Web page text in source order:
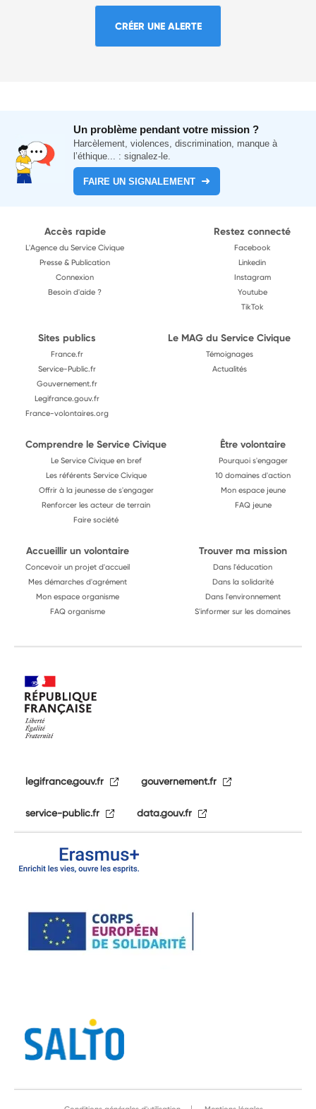
CRÉER UNE ALERTE
Un problème pendant votre mission ?
Harcèlement, violences, discrimination, manque à
l’éthique... : signalez-le.
FAIRE UN SIGNALEMENT
Accès rapide
L'Agence du Service Civique
Presse & Publication
Connexion
Besoin d'aide ?
Restez connecté
Facebook
Linkedin
Instagram
Youtube
TikTok
Sites publics
France.fr
Service-Public.fr
Gouvernement.fr
Legifrance.gouv.fr
France-volontaires.org
Le MAG du Service Civique
Témoignages
Actualités
Comprendre le Service Civique
Le Service Civique en bref
Les référents Service Civique
Offrir à la jeunesse de s'engager
Renforcer les acteur de terrain
Faire société
Être volontaire
Pourquoi s'engager
10 domaines d'action
Mon espace jeune
FAQ jeune
Accueillir un volontaire
Concevoir un projet d'accueil
Mes démarches d'agrément
Mon espace organisme
FAQ organisme
Trouver ma mission
Dans l'éducation
Dans la solidarité
Dans l'environnement
S'informer sur les domaines
legifrance.gouv.fr gouvernement.fr
service-public.fr data.gouv.fr